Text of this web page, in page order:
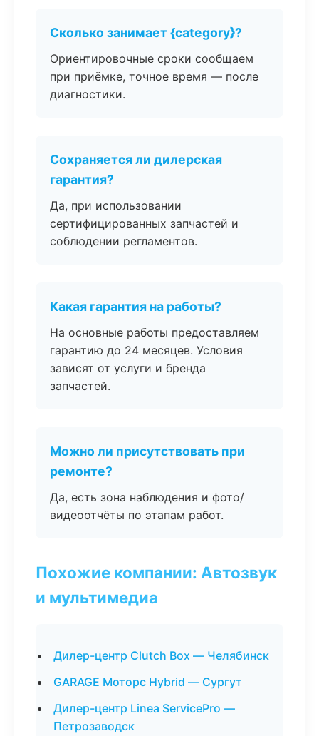
Сколько занимает {category}?
Ориентировочные сроки сообщаем
при приёмке, точное время — после
диагностики.
Сохраняется ли дилерская
гарантия?
Да, при использовании
сертифицированных запчастей и
соблюдении регламентов.
Какая гарантия на работы?
На основные работы предоставляем
гарантию до 24 месяцев. Условия
зависят от услуги и бренда
запчастей.
Можно ли присутствовать при
ремонте?
Да, есть зона наблюдения и фото/
видеоотчёты по этапам работ.
Похожие компании: Автозвук
и мультимедиа
Дилер-центр Clutch Box — Челябинск
GARAGE Моторс Hybrid — Сургут
Дилер-центр Linea ServicePro —
Петрозаводск